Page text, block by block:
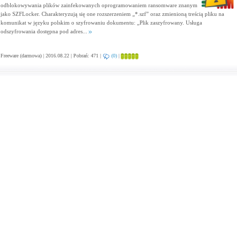
odblokowywania plików zainfekowanych oprogramowaniem ransomware znanym
jako SZFLocker. Charakteryzują się one rozszerzeniem „*.szf” oraz zmienioną treścią pliku na
komunikat w języku polskim o szyfrowaniu dokumentu: „Plik zaszyfrowany. Usługa
odszyfrowania dostępna pod adres...
Freeware (darmowa) | 2016.08.22 | Pobrań: 471 | (0)|